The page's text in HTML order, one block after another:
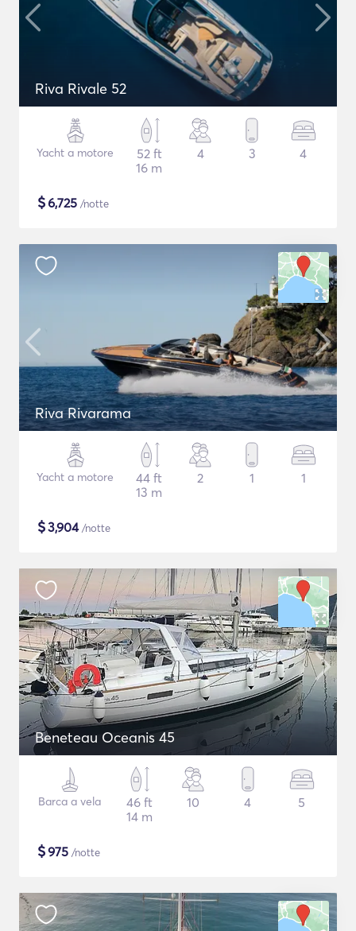
Riva Rivale 52
Yacht a motore
52 ft
16 m
4 3 4
$6,725 /notte
Riva Rivarama
Yacht a motore
44 ft
13 m
2 1 1
$3,904/notte
Beneteau Oceanis 45
Barca a vela
46 ft
14 m
10 4 5
$975 /notte